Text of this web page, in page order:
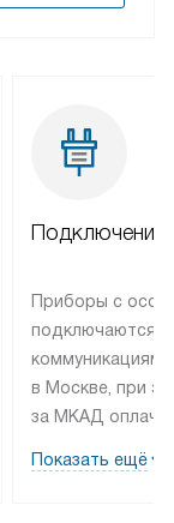
Подключение
Приборы с
подключаются к
коммуникациям
в Москве, при
за МКАД
партнера
Показать ещё